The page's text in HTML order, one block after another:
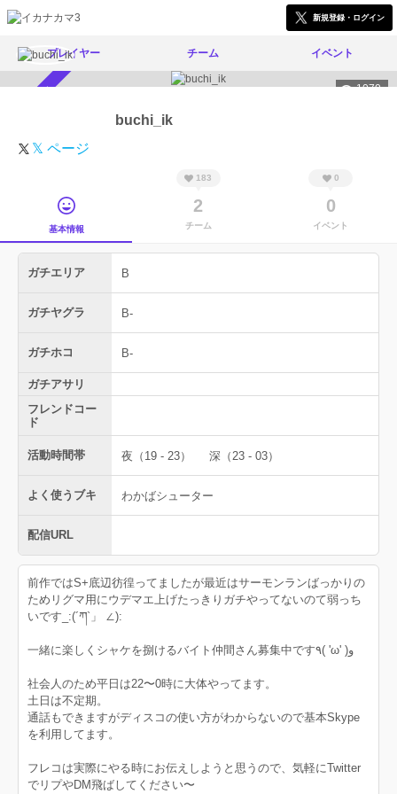
新規登録・ログイン
プレイヤー チーム イベント
1070
buchi_ik
𝕏 ページ
基本情報
183
2
チーム
0
0
イベント
ガチエリア B
ガチヤグラ B-
ガチホコ B-
ガチアサリ
フレンドコー
ド
活動時間帯 夜（19 - 23） 深（23 - 03）
よく使うブキ わかばシューター
配信URL
前作ではS+底辺彷徨ってましたが最近はサーモンランばっかりの
ためリグマ用にウデマエ上げたっきりガチやってないのて弱っち
いです_:(´ཀ`」 ∠):
一緒に楽しくシャケを捌けるバイト仲間さん募集中です٩( 'ω' )و
社会人のため平日は22〜0時に大体やってます。
土日は不定期。
通話もできますがディスコの使い方がわからないので基本Skype
を利用してます。
フレコは実際にやる時にお伝えしようと思うので、気軽にTwitter
でリプやDM飛ばしてください〜